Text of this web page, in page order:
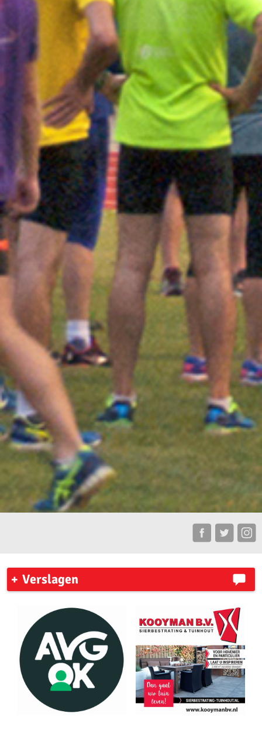
Verslagen
Zaterdag 31 mei 2026 organiseerde AV ’23 in Amsterdam de
pupillencompetitie.
Zaterdag 18 april vond de eerste wedstrijd van de
pupillencompetitie plaats bij Phanos in Amsterdam.
Verslag pupillen voorjaars wedstrijd 13 april 2026